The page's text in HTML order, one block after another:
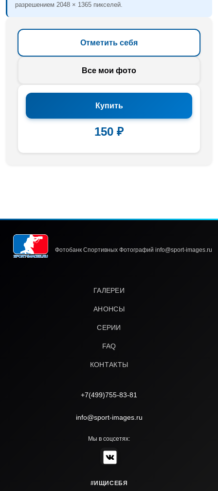
разрешением 2048 × 1365 пикселей.
Отметить себя
Все мои фото
Купить
150 ₽
Фотобанк Спортивных Фотографий info@sport-images.ru
ГАЛЕРЕИ
АНОНСЫ
СЕРИИ
FAQ
КОНТАКТЫ
+7(499)755-83-81
info@sport-images.ru
Мы в соцсетях:
#ИЩИСЕБЯ